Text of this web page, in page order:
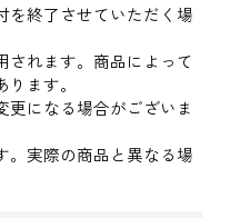
終了させていただく場
れます。商品によって
ます。
になる場合がございま
実際の商品と異なる場